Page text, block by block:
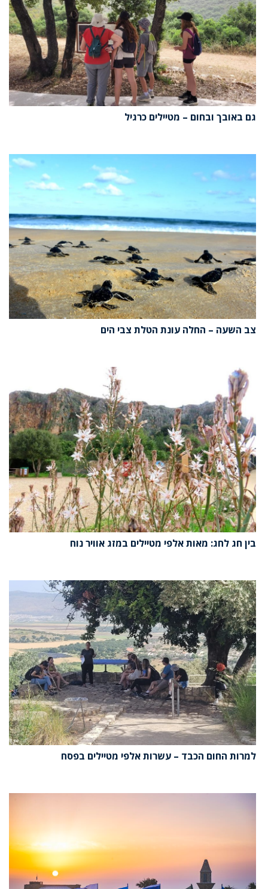
גם באובך ובחום – מטיילים כרגיל
צב השעה – החלה עונת הטלת צבי הים
בין חג לחג: מאות אלפי מטיילים במזג אוויר נוח
למרות החום הכבד – עשרות אלפי מטיילים בפסח